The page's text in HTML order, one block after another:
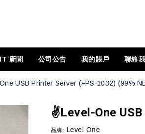
IT 新聞 公司公告 我的賬戶 聯絡
USB Printer Server (FPS-1032) (99%
✌️Level-One
品牌: Level One